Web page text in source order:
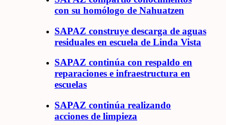
con su homólogo de Nahuatzen
SAPAZ construye descarga de aguas
residuales en escuela de Linda Vista
SAPAZ continúa con respaldo en
reparaciones e infraestructura en
escuelas
SAPAZ continúa realizando
acciones de limpieza